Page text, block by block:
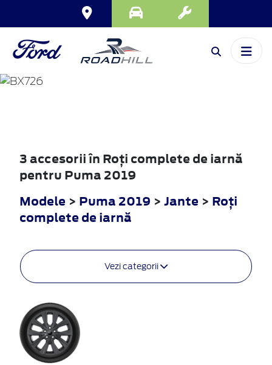
PUMA
3 accesorii în Roţi complete de iarnă
pentru Puma 2019
Modele > Puma 2019 > Jante > Roţi
complete de iarnă
Vezi categorii